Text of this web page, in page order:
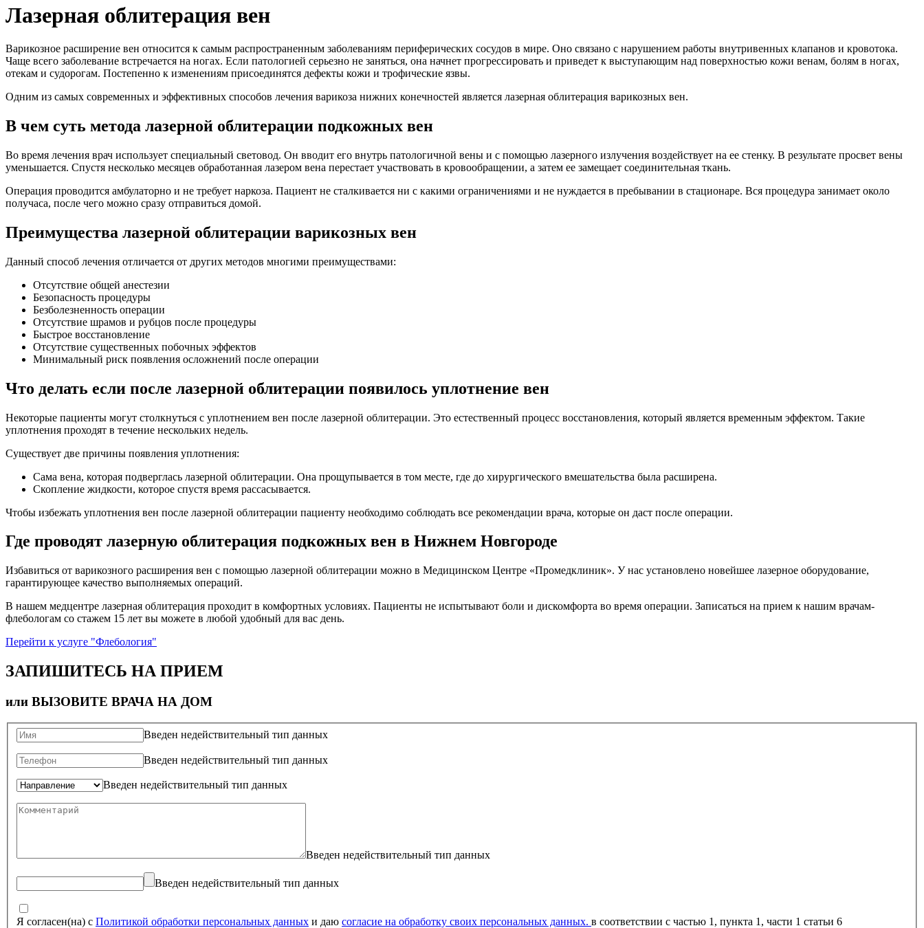
Лазерная облитерация вен
Варикозное расширение вен относится к самым распространенным заболеваниям периферических сосудов в мире. Оно связано с нарушением работы внутривенных клапанов и кровотока.
Чаще всего заболевание встречается на ногах. Если патологией серьезно не заняться, она начнет прогрессировать и приведет к выступающим над поверхностью кожи венам, болям в ногах,
отекам и судорогам. Постепенно к изменениям присоединятся дефекты кожи и трофические язвы.
Одним из самых современных и эффективных способов лечения варикоза нижних конечностей является лазерная облитерация варикозных вен.
В чем суть метода лазерной облитерации подкожных вен
Во время лечения врач использует специальный световод. Он вводит его внутрь патологичной вены и с помощью лазерного излучения воздействует на ее стенку. В результате просвет вены
уменьшается. Спустя несколько месяцев обработанная лазером вена перестает участвовать в кровообращении, а затем ее замещает соединительная ткань.
Операция проводится амбулаторно и не требует наркоза. Пациент не сталкивается ни с какими ограничениями и не нуждается в пребывании в стационаре. Вся процедура занимает около
получаса, после чего можно сразу отправиться домой.
Преимущества лазерной облитерации варикозных вен
Данный способ лечения отличается от других методов многими преимуществами:
Отсутствие общей анестезии
Безопасность процедуры
Безболезненность операции
Отсутствие шрамов и рубцов после процедуры
Быстрое восстановление
Отсутствие существенных побочных эффектов
Минимальный риск появления осложнений после операции
Что делать если после лазерной облитерации появилось уплотнение вен
Некоторые пациенты могут столкнуться с уплотнением вен после лазерной облитерации. Это естественный процесс восстановления, который является временным эффектом. Такие
уплотнения проходят в течение нескольких недель.
Существует две причины появления уплотнения:
Сама вена, которая подверглась лазерной облитерации. Она прощупывается в том месте, где до хирургического вмешательства была расширена.
Скопление жидкости, которое спустя время рассасывается.
Чтобы избежать уплотнения вен после лазерной облитерации пациенту необходимо соблюдать все рекомендации врача, которые он даст после операции.
Где проводят лазерную облитерация подкожных вен в Нижнем Новгороде
Избавиться от варикозного расширения вен с помощью лазерной облитерации можно в Медицинском Центре «Промедклиник». У нас установлено новейшее лазерное оборудование,
гарантирующее качество выполняемых операций.
В нашем медцентре лазерная облитерация проходит в комфортных условиях. Пациенты не испытывают боли и дискомфорта во время операции. Записаться на прием к нашим врачам-
флебологам со стажем 15 лет вы можете в любой удобный для вас день.
Перейти к услуге "Флебология"
ЗАПИШИТЕСЬ НА ПРИЕМ
или ВЫЗОВИТЕ ВРАЧА НА ДОМ
Введен недействительный тип данных
Введен недействительный тип данных
Введен недействительный тип данных
Введен недействительный тип данных
Введен недействительный тип данных
Я согласен(на) с Политикой обработки персональных данных и даю согласие на обработку своих персональных данных. в соответствии с частью 1, пункта 1, части 1 статьи 6